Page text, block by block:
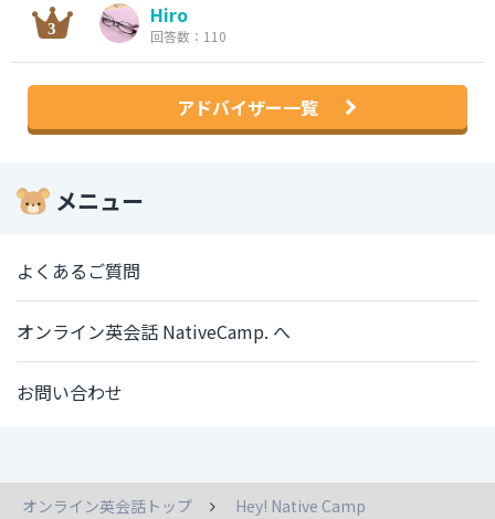
Hiro
回答数：110
アドバイザー一覧
メニュー
よくあるご質問
オンライン英会話 NativeCamp. へ
お問い合わせ
オンライン英会話トップ
Hey! Native Camp